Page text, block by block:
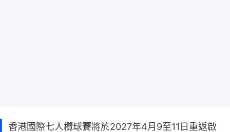
香港國際七人欖球賽將於2027年4月9至11日重返啟